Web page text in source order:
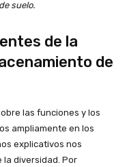
suelo.
de la
de
las funciones y los
ampliamente en los
explicativos nos
la diversidad. Por